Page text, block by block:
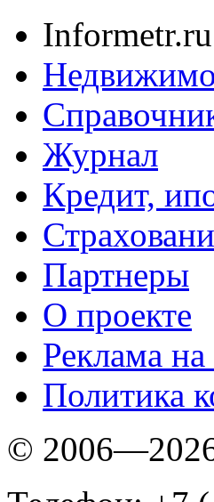
Informetr.ru
Журнал
Кредит,
Партнеры
O проекте
Реклама на
Политика
©